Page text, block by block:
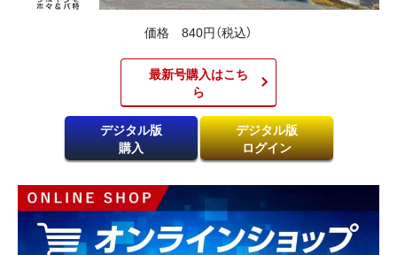
価格 840円（税込）
最新号購入はこち
ら​
デジタル版
購入
デジタル版
ログイン